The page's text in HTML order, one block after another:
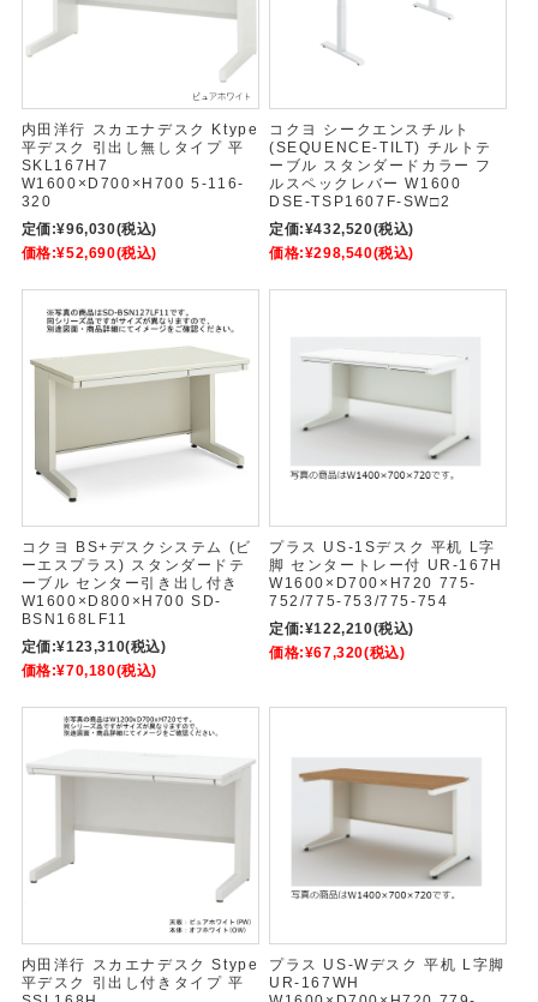
内田洋行 スカエナデスク Ktype
平デスク 引出し無しタイプ 平
SKL167H7
W1600×D700×H700 5-116-
320
定価:¥96,030(税込)
価格:¥52,690(税込)
コクヨ シークエンスチルト
(SEQUENCE-TILT) チルトテ
ーブル スタンダードカラー フ
ルスペックレバー W1600
DSE-TSP1607F-SW□2
定価:¥432,520(税込)
価格:¥298,540(税込)
コクヨ BS+デスクシステム (ビ
ーエスプラス) スタンダードテ
ーブル センター引き出し付き
W1600×D800×H700 SD-
BSN168LF11
定価:¥123,310(税込)
価格:¥70,180(税込)
プラス US-1Sデスク 平机 L字
脚 センタートレー付 UR-167H
W1600×D700×H720 775-
752/775-753/775-754
定価:¥122,210(税込)
価格:¥67,320(税込)
内田洋行 スカエナデスク Stype
平デスク 引出し付きタイプ 平
プラス US-Wデスク 平机 L字脚
UR-167WH